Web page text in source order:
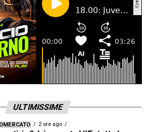
ULTIMISSIME
2 ore ago